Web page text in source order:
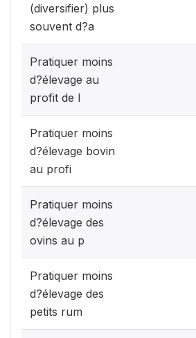
(diversifier) plus
souvent d?a
Pratiquer moins
d?élevage au
profit de l
Pratiquer moins
d?élevage bovin
au profi
Pratiquer moins
d?élevage des
ovins au p
Pratiquer moins
d?élevage des
petits rum